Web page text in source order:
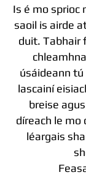
Is é mo sprioc
saoil is airde
duit. Tabhair
úsáideann
lascainí
breise
díreach le mo
léargais